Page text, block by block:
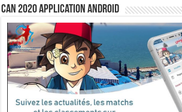
CAN 2020 Application Android